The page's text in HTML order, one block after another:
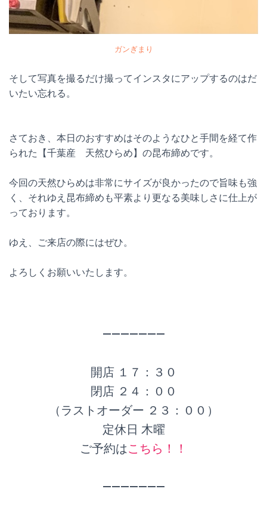
ガンぎまり
そして写真を撮るだけ撮ってインスタにアップするのはだ
いたい忘れる。
さておき、本日のおすすめはそのようなひと手間を経て作
られた【千葉産 天然ひらめ】の昆布締めです。
今回の天然ひらめは非常にサイズが良かったので旨味も強
く、それゆえ昆布締めも平素より更なる美味しさに仕上が
っております。
ゆえ、ご来店の際にはぜひ。
よろしくお願いいたします。
———————
開店 １７：３０
閉店 ２４：００
（ラストオーダー ２３：００）
定休日 木曜
ご予約はこちら！！
———————